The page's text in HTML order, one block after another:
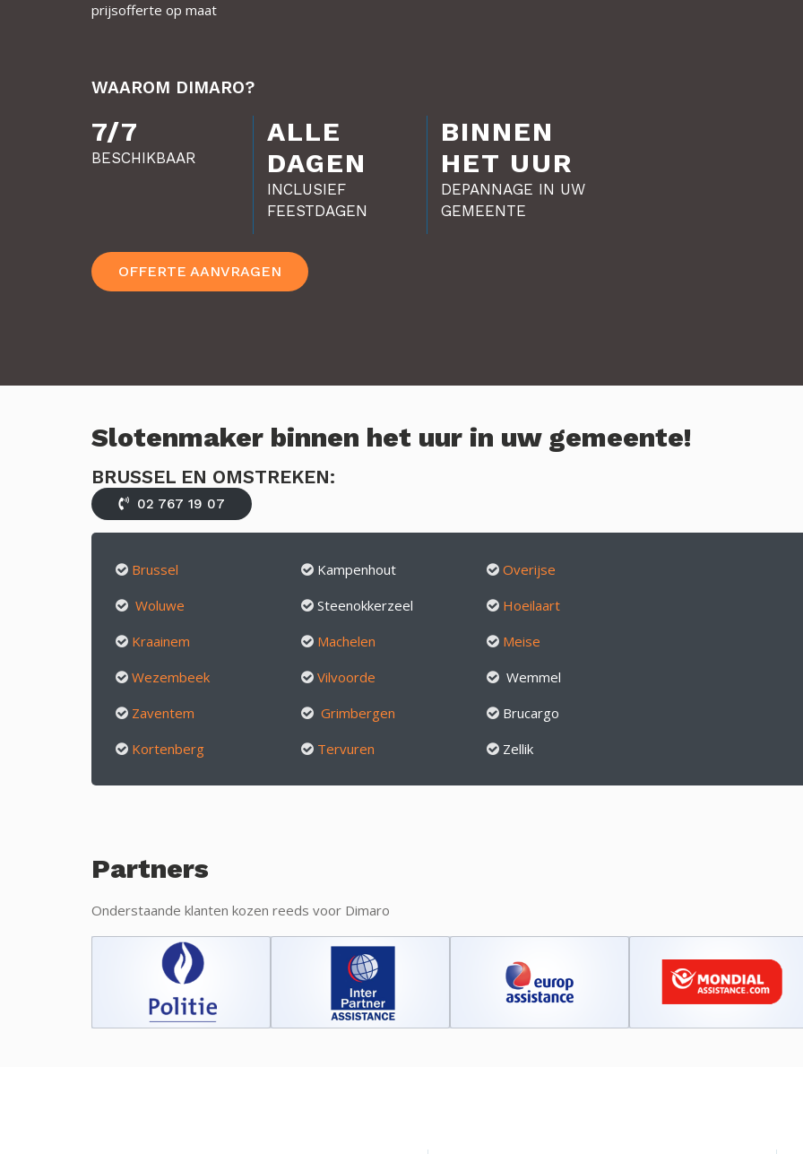
prijsofferte op maat
WAAROM DIMARO?
7/7
BESCHIKBAAR
ALLE
DAGEN
INCLUSIEF
FEESTDAGEN
BINNEN
HET UUR
DEPANNAGE IN UW
GEMEENTE
OFFERTE AANVRAGEN
Slotenmaker binnen het uur in uw gemeente!
BRUSSEL EN OMSTREKEN:
02 767 19 07
Brussel
Woluwe
Kraainem
Wezembeek
Zaventem
Kortenberg
Kampenhout
Steenokkerzeel
Machelen
Vilvoorde
Grimbergen
Tervuren
Overijse
Hoeilaart
Meise
Wemmel
Brucargo
Zellik
Partners
Onderstaande klanten kozen reeds voor Dimaro